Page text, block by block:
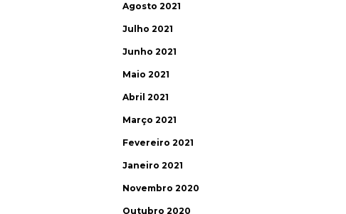
Agosto 2021
Julho 2021
Junho 2021
Maio 2021
Abril 2021
Março 2021
Fevereiro 2021
Janeiro 2021
Novembro 2020
Outubro 2020